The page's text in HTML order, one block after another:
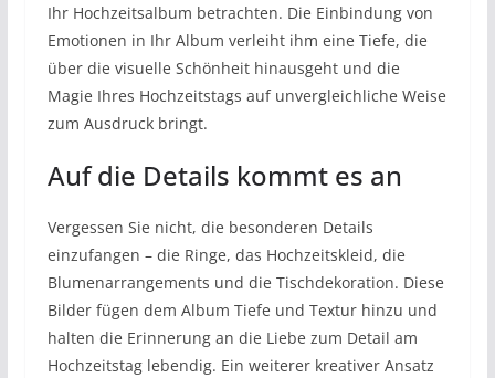
Ihr Hochzeitsalbum betrachten. Die Einbindung von
Emotionen in Ihr Album verleiht ihm eine Tiefe, die
über die visuelle Schönheit hinausgeht und die
Magie Ihres Hochzeitstags auf unvergleichliche Weise
zum Ausdruck bringt.
Auf die Details kommt es an
Vergessen Sie nicht, die besonderen Details
einzufangen – die Ringe, das Hochzeitskleid, die
Blumenarrangements und die Tischdekoration. Diese
Bilder fügen dem Album Tiefe und Textur hinzu und
halten die Erinnerung an die Liebe zum Detail am
Hochzeitstag lebendig. Ein weiterer kreativer Ansatz